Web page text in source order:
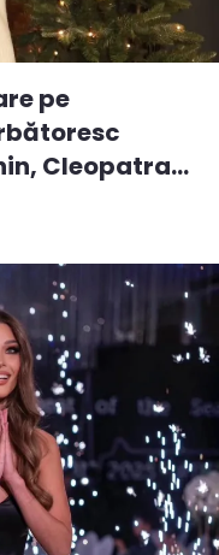
pe
Cleopatra